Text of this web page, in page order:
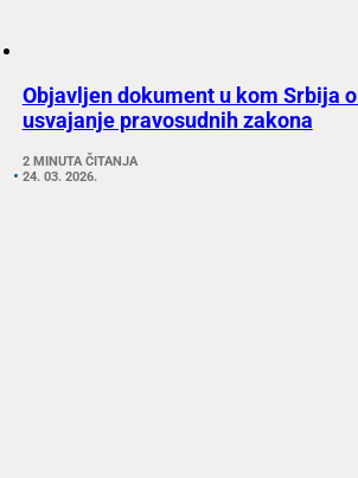
Objavljen dokument u kom Srbija
usvajanje pravosudnih zakona
2 MINUTA ČITANJA
24. 03. 2026.